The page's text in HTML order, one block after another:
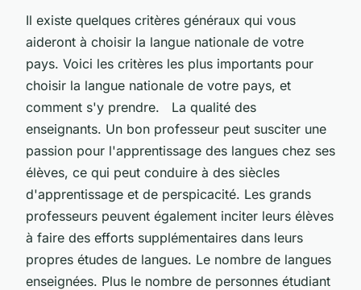
Il existe quelques critères généraux qui vous
aideront à choisir la langue nationale de votre
pays. Voici les critères les plus importants pour
choisir la langue nationale de votre pays, et
comment s'y prendre. La qualité des
enseignants. Un bon professeur peut susciter une
passion pour l'apprentissage des langues chez ses
élèves, ce qui peut conduire à des siècles
d'apprentissage et de perspicacité. Les grands
professeurs peuvent également inciter leurs élèves
à faire des efforts supplémentaires dans leurs
propres études de langues. Le nombre de langues
enseignées. Plus le nombre de personnes étudiant